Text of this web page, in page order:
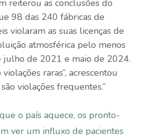
reiterou as conclusões do
98 das 240 fábricas de
violaram as suas licenças de
atmosférica pelo menos
julho de 2021 e maio de 2024.
violações raras”, acrescentou
violações frequentes.”
o país aquece, os pronto-
ver um influxo de pacientes